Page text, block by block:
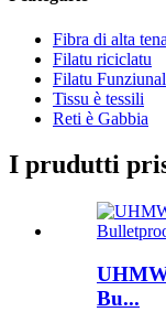
Fibra di alta
Filatu riciclatu
Filatu
Tissu è tessili
Reti è Gabbia
I prudutti
Bu...